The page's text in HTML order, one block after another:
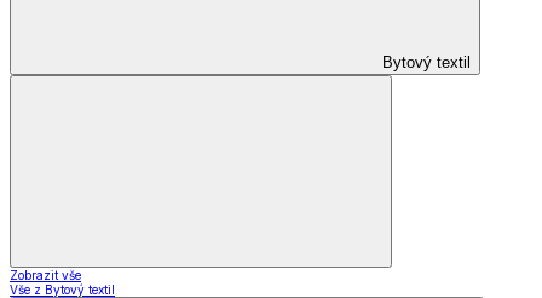
Bytový textil
Zobrazit vše
Vše z Bytový textil